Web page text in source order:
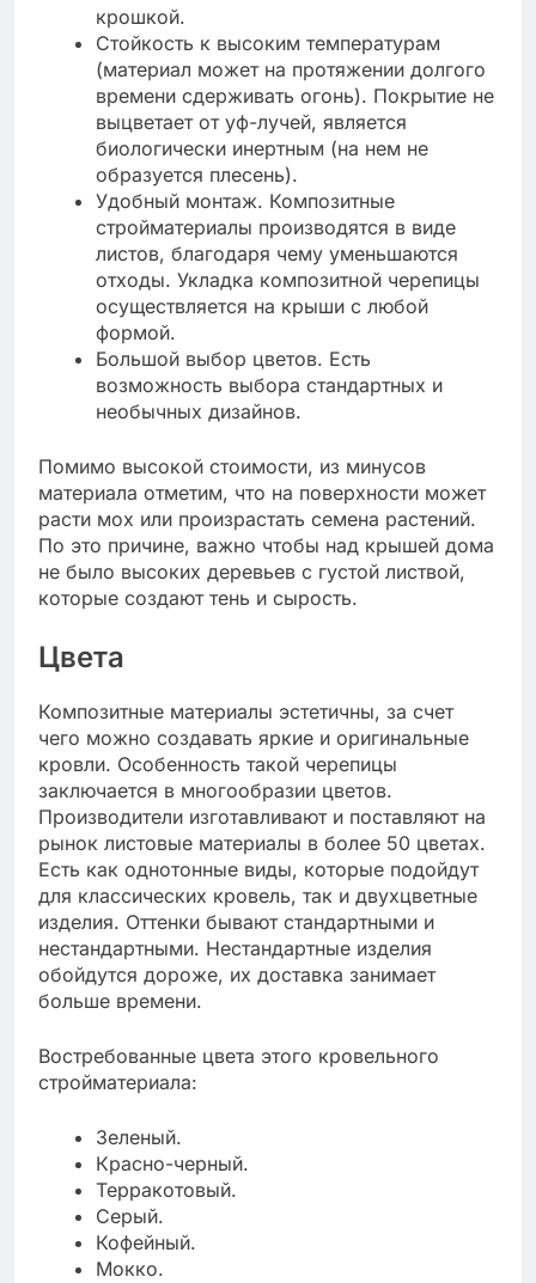
крошкой.
Стойкость к высоким температурам
(материал может на протяжении долгого
времени сдерживать огонь). Покрытие не
выцветает от уф-лучей, является
биологически инертным (на нем не
образуется плесень).
Удобный монтаж. Композитные
стройматериалы производятся в виде
листов, благодаря чему уменьшаются
отходы. Укладка композитной черепицы
осуществляется на крыши с любой
формой.
Большой выбор цветов. Есть
возможность выбора стандартных и
необычных дизайнов.
Помимо высокой стоимости, из минусов
материала отметим, что на поверхности может
расти мох или произрастать семена растений.
По это причине, важно чтобы над крышей дома
не было высоких деревьев с густой листвой,
которые создают тень и сырость.
Цвета
Композитные материалы эстетичны, за счет
чего можно создавать яркие и оригинальные
кровли. Особенность такой черепицы
заключается в многообразии цветов.
Производители изготавливают и поставляют на
рынок листовые материалы в более 50 цветах.
Есть как однотонные виды, которые подойдут
для классических кровель, так и двухцветные
изделия. Оттенки бывают стандартными и
нестандартными. Нестандартные изделия
обойдутся дороже, их доставка занимает
больше времени.
Востребованные цвета этого кровельного
стройматериала:
Зеленый.
Красно-черный.
Терракотовый.
Серый.
Кофейный.
Мокко.